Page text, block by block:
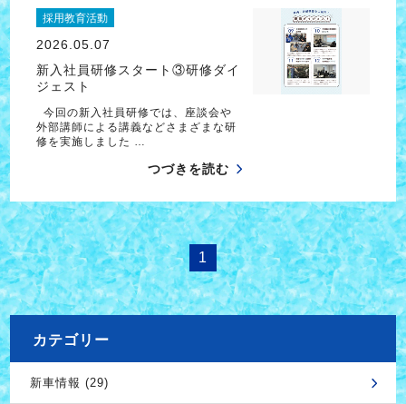
採用教育活動
2026.05.07
新入社員研修スタート③研修ダイ
ジェスト
今回の新入社員研修では、座談会や
外部講師による講義などさまざまな研
修を実施しました …
つづきを読む
1
カテゴリー
新車情報 (29)